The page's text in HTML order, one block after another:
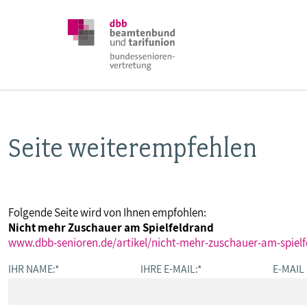
DBB SENIOREN
VERANSTALTUNGEN
Seite weiterempfehlen
Folgende Seite wird von Ihnen empfohlen:
Nicht mehr Zuschauer am Spielfeldrand
www.dbb-senioren.de/artikel/nicht-mehr-zuschauer-am-
IHR NAME:* IHRE E-MAIL:* E-MAIL